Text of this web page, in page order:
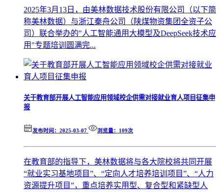
2025年3月13日，由美林数据技术股份有限公司（以下简
称美林数据）与浙江秦舟公司（陕煤物资集团全资子公
司）联合举办的"人工智能通用大模型及DeepSeek技术应
用"专题培训圆满完...
关于教育部开展人工智能应用领域校企供需对接就业育人项目征集申
报
发布时间：2025-03-07 浏览量：109次
​在教育部的指导下，美林数据将与各大院校将共同开展
“就业实习基地项目”、“定向人才培养培训项目”、“人力
资源提升项目”，重点培养实用型、复合型和紧缺型人